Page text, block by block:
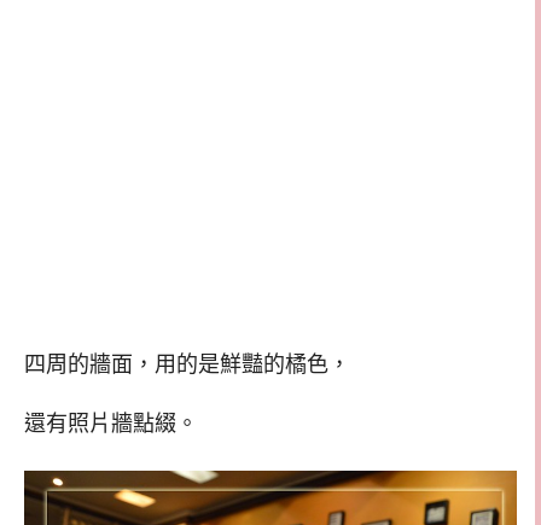
四周的牆面，用的是鮮豔的橘色，
還有照片牆點綴。